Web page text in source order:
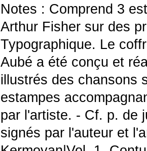
Notes : Comprend 3
Arthur Fisher sur des
Typographique. Le
Aubé a été conçu et
illustrés des chansons
estampes
par l'artiste. - Cf. p. de
signés par l'auteur et